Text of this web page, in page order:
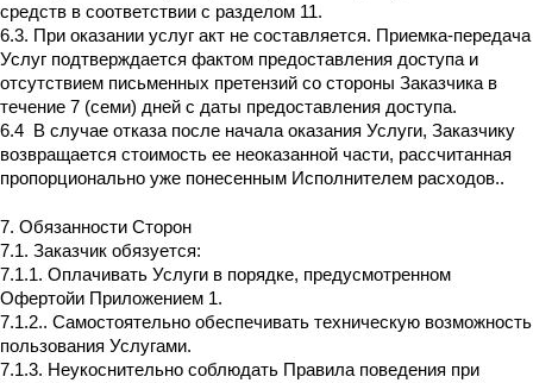
средств в соответствии с разделом 11.
6.3. При оказании услуг акт не составляется. Приемка-передача
Услуг подтверждается фактом предоставления доступа и
отсутствием письменных претензий со стороны Заказчика в
течение 7 (семи) дней с даты предоставления доступа.
6.4 В случае отказа после начала оказания Услуги, Заказчику
возвращается стоимость ее неоказанной части, рассчитанная
пропорционально уже понесенным Исполнителем расходов..
7. Обязанности Сторон
7.1. Заказчик обязуется:
7.1.1. Оплачивать Услуги в порядке, предусмотренном
Офертойи Приложением 1.
7.1.2.. Самостоятельно обеспечивать техническую возможность
пользования Услугами.
7.1.3. Неукоснительно соблюдать Правила поведения при